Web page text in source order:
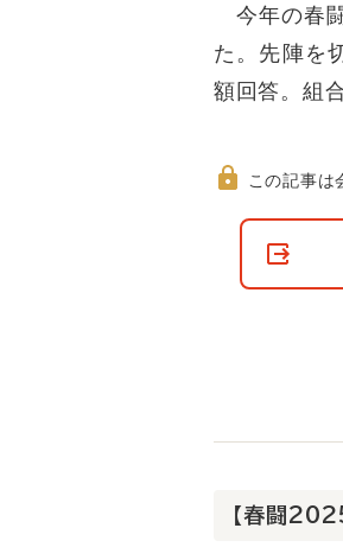
今年の春
た。先陣を
額回答。組
て
この記事は
【春闘